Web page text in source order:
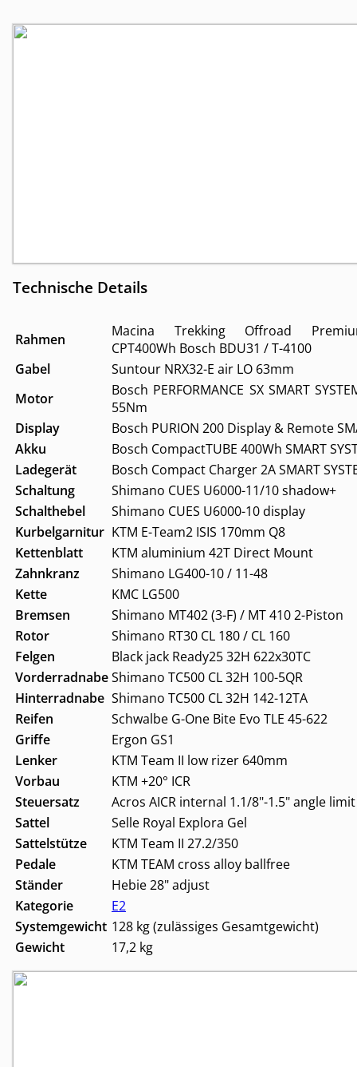
Technische Details
Rahmen
Macina Trekking Offroad
CPT400Wh Bosch BDU31 / T-4100
Gabel
Suntour NRX32-E air LO 63mm
Motor
Bosch PERFORMANCE SX SMART
55Nm
Display
Bosch PURION 200 Display & Remote
Akku
Bosch CompactTUBE 400Wh SMART
Ladegerät
Bosch Compact Charger 2A SMART
Schaltung
Shimano CUES U6000-11/10 shadow+
Schalthebel
Shimano CUES U6000-10 display
Kurbelgarnitur KTM E-Team2 ISIS 170mm Q8
Kettenblatt
KTM aluminium 42T Direct Mount
Zahnkranz
Shimano LG400-10 / 11-48
Kette
KMC LG500
Bremsen
Shimano MT402 (3-F) / MT 410 2-Piston
Rotor
Shimano RT30 CL 180 / CL 160
Felgen
Black jack Ready25 32H 622x30TC
VorderradnabeShimano TC500 CL 32H 100-5QR
Hinterradnabe Shimano TC500 CL 32H 142-12TA
Reifen
Schwalbe G-One Bite Evo TLE 45-622
Griffe
Ergon GS1
Lenker
KTM Team II low rizer 640mm
Vorbau
KTM +20° ICR
Steuersatz
Acros AICR internal 1.1/8"-1.5" angle limit
Sattel
Selle Royal Explora Gel
Sattelstütze
KTM Team II 27.2/350
Pedale
KTM TEAM cross alloy ballfree
Ständer
Hebie 28" adjust
Kategorie
E2
Systemgewicht 128 kg (zulässiges Gesamtgewicht)
Gewicht
17,2 kg